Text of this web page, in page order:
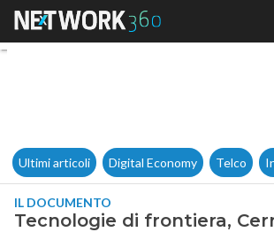
Tecnologie di
Ultimi articoli Digital Economy Telco
IL DOCUMENTO
Tecnologie di frontiera,